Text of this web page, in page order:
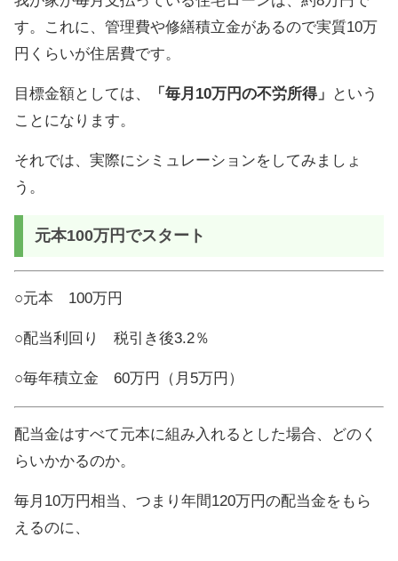
す。これに、管理費や修繕積立金があるので実質10万
円くらいが住居費です。
目標金額としては、 「毎月10万円の不労所得」
という
ことになります。
それでは、実際にシミュレーションをしてみましょ
う。
元本100万円でスタート
○元本 100万円
○配当利回り 税引き後3.2％
○毎年積立金 60万円（月5万円）
配当金はすべて元本に組み入れるとした場合、どのく
らいかかるのか。
毎月10万円相当、つまり年間120万円の配当金をもら
えるのに、